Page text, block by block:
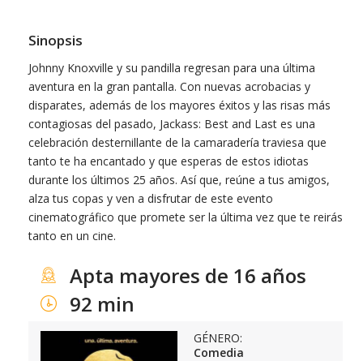
Sinopsis
Johnny Knoxville y su pandilla regresan para una última
aventura en la gran pantalla. Con nuevas acrobacias y
disparates, además de los mayores éxitos y las risas más
contagiosas del pasado, Jackass: Best and Last es una
celebración desternillante de la camaradería traviesa que
tanto te ha encantado y que esperas de estos idiotas
durante los últimos 25 años. Así que, reúne a tus amigos,
alza tus copas y ven a disfrutar de este evento
cinematográfico que promete ser la última vez que te reirás
tanto en un cine.
Apta mayores de 16 años
92 min
GÉNERO:
Comedia